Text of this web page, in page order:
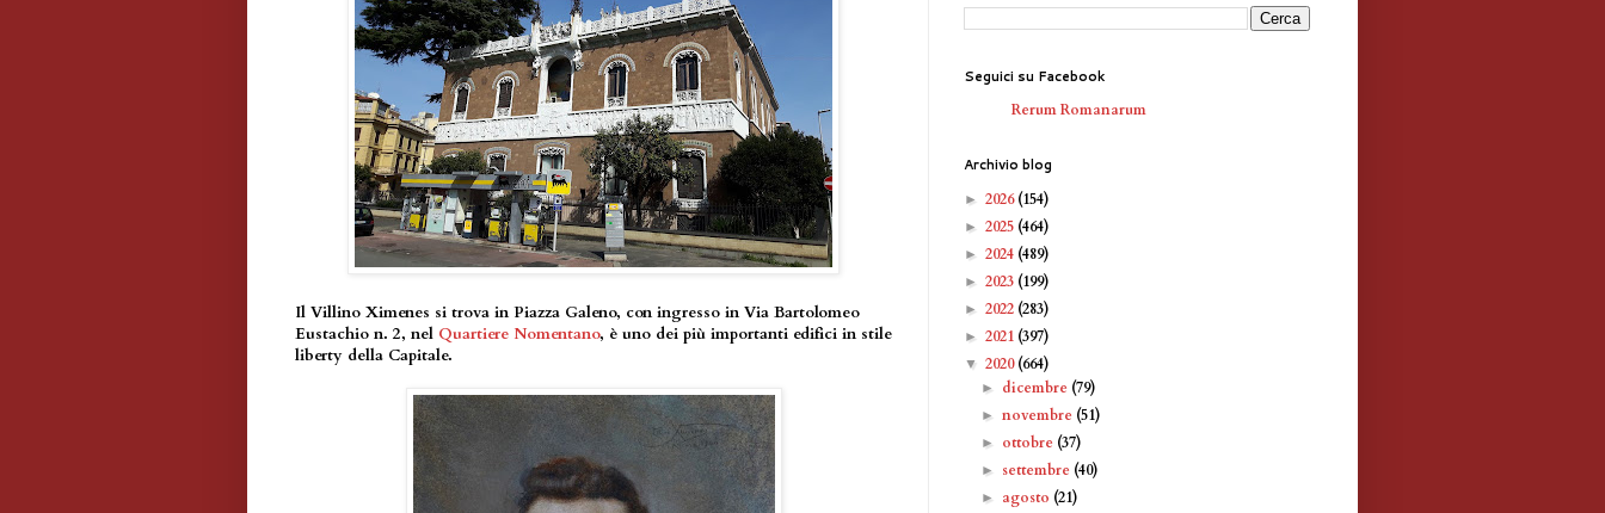
Il Villino Ximenes si trova in Piazza Galeno, con ingresso in Via Bartolomeo
Eustachio n. 2, nel Quartiere Nomentano, è uno dei più importanti edifici in stile
liberty della Capitale.
Seguici su Facebook
Rerum Romanarum
Archivio blog
► 2026(154)
► 2025 (464)
► 2024 (489)
► 2023 (199)
► 2022 (283)
► 2021 (397)
▼ 2020(664)
► dicembre (79)
►novembre (51)
► ottobre (37)
► settembre (40)
► agosto (21)